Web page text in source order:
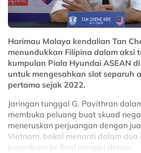
anda dapat melihat ia penuh,
harapkan, iaitu sokongan dan
"Sesiapa sahaja yang menyokong
menerimanya dan setakat ini ia
No node context available.
Related Topics
#bola sepak #Piala Hyundai ASEAN
#Wan Kuzain Wan Kamal
Harimau Malaya kendalian Tan
menundukkan Filipina dalam aksi
kumpulan Piala Hyundai ASEAN
untuk mengesahkan slot separuh
pertama sejak 2022.
Jaringan tunggal G. Pavithran
membuka peluang buat skuad
meneruskan perjuangan dengan
Vietnam, bakal menanti dalam
penentuan ke final minggu depan.